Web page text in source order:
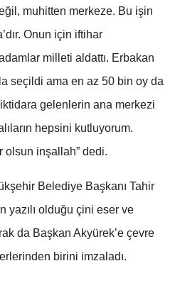
muhitten merkeze. Bu işin
Onun için iftihar
milleti aldattı. Erbakan
seçildi ama en az 50 bin oy da
gelenlerin ana merkezi
hepsini kutluyorum.
olsun inşallah” dedi.
Belediye Başkanı Tahir
yazılı olduğu çini eser ve
da Başkan Akyürek’e çevre
birini imzaladı.